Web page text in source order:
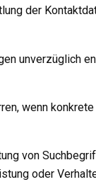
der
unverzüglich
wenn
von
oder